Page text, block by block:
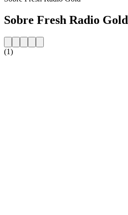
Sobre Fresh Radio Gold
(1)